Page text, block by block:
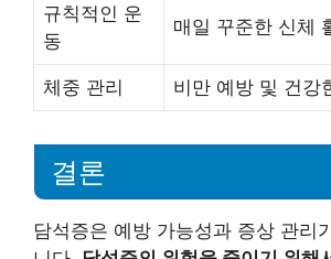
규칙적인 운
동
매일 꾸준한 신체
체중 관리 비만 예방 및 건강
결론
담석증은 예방 가능성과 증상 관리